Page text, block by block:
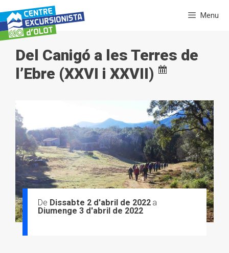
al
contingut
Menu
Del Canigó a les Terres de
l’Ebre (XXVI i XXVII)
Dissabte 2 d'abril de 2022
Diumenge 3 d'abril de 2022